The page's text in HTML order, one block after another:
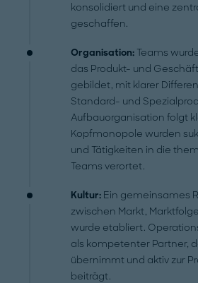
konsolidiert und eine
geschaffen.
Organisation: Teams
das Produkt- und
gebildet, mit klarer
Standard- und
Aufbauorganisation folgt
Kopfmonopole wurden
und Tätigkeiten in die
Teams verortet.
Kultur: Ein gemeinsames
zwischen Markt,
wurde etabliert.
als kompetenter Partner,
übernimmt und aktiv zur
beiträgt.